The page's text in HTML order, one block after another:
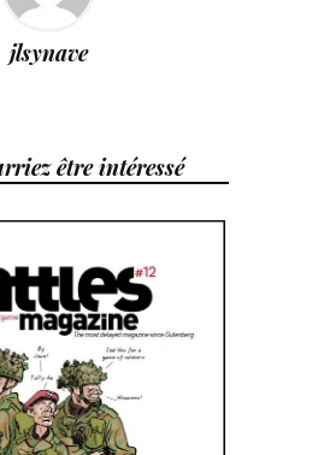
jlsynave
être intéressé